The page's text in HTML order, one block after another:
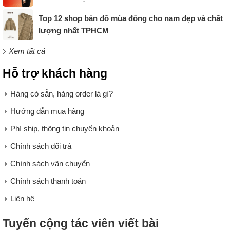
Top 12 shop bán đồ mùa đông cho nam đẹp và chất
lượng nhất TPHCM
Xem tất cả
Hỗ trợ khách hàng
Hàng có sẵn, hàng order là gì?
Hướng dẫn mua hàng
Phí ship, thông tin chuyển khoản
Chính sách đổi trả
Chính sách vận chuyển
Chính sách thanh toán
Liên hệ
Tuyển cộng tác viên viết bài